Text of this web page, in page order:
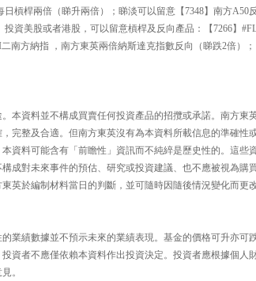
日槓桿兩倍（睇升兩倍）；睇淡可以留意【7348】南方
投資美股或者港股，可以留意槓桿及反向產品：【7266】
二南方納指 ，南方東英兩倍納斯達克指數反向（睇跌2倍）
本資料並不構成買賣任何投資產品的招攬或承諾。南方
完整及合適。但南方東英沒有為本資料所載信息的準確
資料可能含有「前瞻性」資訊而不純綷是歷史性的。這
成對未來事件的預估、研究或投資建議、也不應被視為
英於編制材料當日的判斷，並可隨時因隨後情況變化而更
業績數據並不預示未來的業績表現。基金的價格可升亦
投資者不應僅依賴本資料作出投資決定。投資者應根據個
。